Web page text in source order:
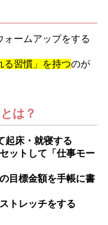
ォームアップをする
る習慣」を持つのが
は？
起床・就寝する
ットして「仕事モー
目標金額を手帳に書
トレッチをする